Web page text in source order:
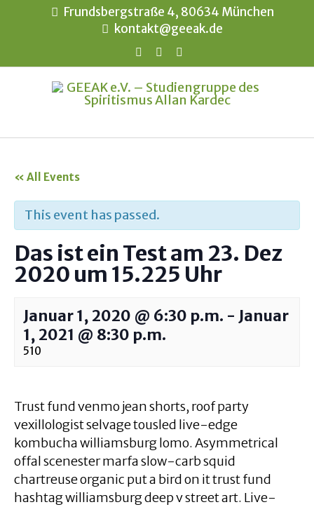
Frundsbergstraße 4, 80634 München
kontakt@geeak.de
« All Events
This event has passed.
Das ist ein Test am 23. Dez
2020 um 15.225 Uhr
Januar 1, 2020 @ 6:30 p.m. - Januar
1, 2021 @ 8:30 p.m.
510
Trust fund venmo jean shorts, roof party
vexillologist selvage tousled live-edge
kombucha williamsburg lomo. Asymmetrical
offal scenester marfa slow-carb squid
chartreuse organic put a bird on it trust fund
hashtag williamsburg deep v street art. Live-